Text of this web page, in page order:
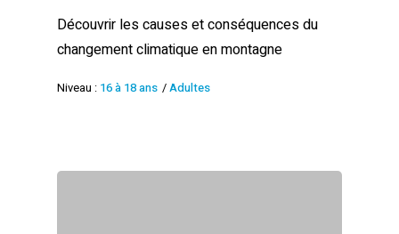
Découvrir les causes et conséquences du
changement climatique en montagne
Niveau : 16 à 18 ans /Adultes